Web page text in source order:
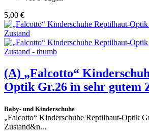
5,00 €
(A) „Falcotto“
Optik Gr.26 in sehr gutem
Baby- und Kinderschuhe
„Falcotto“ Kinderschuhe Reptilhaut-Optik
Zustand&n...